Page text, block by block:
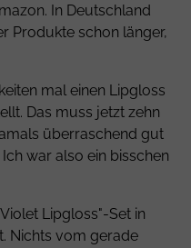
In Deutschland
Produkte schon länger,
mal einen Lipgloss
Das muss jetzt zehn
überraschend gut
war also ein bisschen
Lipgloss"-Set in
Nichts vom gerade